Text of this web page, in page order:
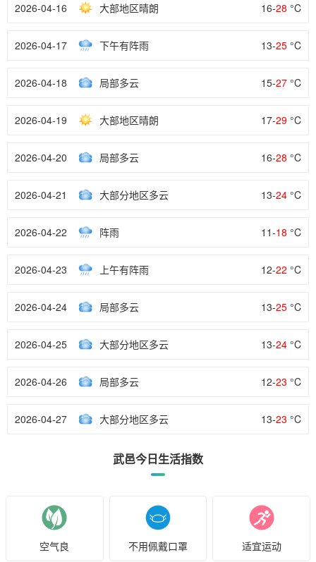
2026-04-16 大部地区晴朗 16-28 °C
2026-04-17 下午有阵雨 13-25 °C
2026-04-18 局部多云 15-27 °C
2026-04-19 大部地区晴朗 17-29 °C
2026-04-20 局部多云 16-28 °C
2026-04-21 大部分地区多云 13-24 °C
2026-04-22 阵雨 11-18 °C
2026-04-23 上午有阵雨 12-22 °C
2026-04-24 局部多云 13-25 °C
2026-04-25 大部分地区多云 13-24 °C
2026-04-26 局部多云 12-23 °C
2026-04-27 大部分地区多云 13-23 °C
武邑今日生活指数
空气良 不用佩戴口罩 适宜运动